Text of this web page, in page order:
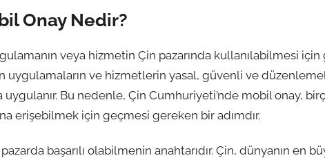
Onay Nedir?
veya hizmetin Çin pazarında kullanılabilmesi için
uygulamaların ve hizmetlerin yasal, güvenli ve
Bu nedenle, Çin Cumhuriyeti’nde mobil onay,
erişebilmek için geçmesi gereken bir adımdır.
başarılı olabilmenin anahtarıdır. Çin, dünyanın en